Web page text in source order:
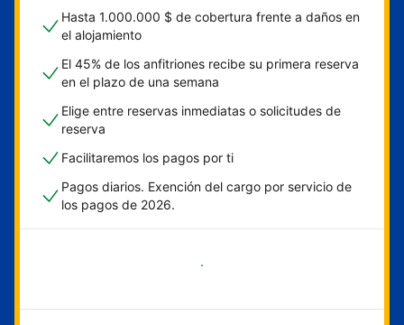
Hasta 1.000.000 $ de cobertura frente a daños en
el alojamiento
El 45% de los anfitriones recibe su primera reserva
en el plazo de una semana
Elige entre reservas inmediatas o solicitudes de
reserva
Facilitaremos los pagos por ti
Pagos diarios. Exención del cargo por servicio de
los pagos de 2026.
Empieza ahora